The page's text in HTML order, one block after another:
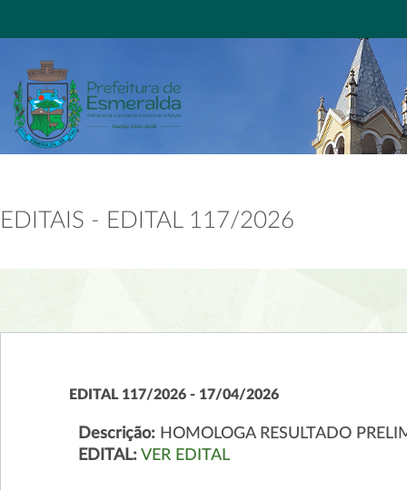
EDITAIS - EDITAL 117/2026
EDITAL 117/2026 - 17/04/2026
Descrição:HOMOLOGA RESULTADO
EDITAL: VER EDITAL